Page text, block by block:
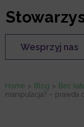
to
content
(Press
Enter)
Wesprzyj nas
Home > Blog > Bez
manipulacja? – prawda